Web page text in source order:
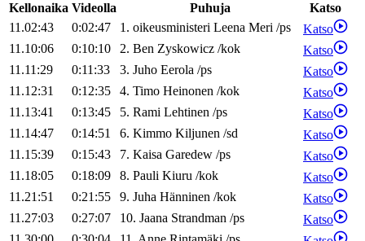
Kellonaika Videolla Puhuja
Katso
11.02:43
0:02:47 1. oikeusministeri Leena Meri /ps
Katso
11.10:06
0:10:10 2. Ben Zyskowicz /kok
Katso
11.11:29
0:11:33 3. Juho Eerola /ps
Katso
11.12:31
0:12:35 4. Timo Heinonen /kok
Katso
11.13:41
0:13:45 5. Rami Lehtinen /ps
Katso
11.14:47
0:14:51 6. Kimmo Kiljunen /sd
Katso
11.15:39
0:15:43 7. Kaisa Garedew /ps
Katso
11.18:05
0:18:09 8. Pauli Kiuru /kok
Katso
11.21:51
0:21:55 9. Juha Hänninen /kok
Katso
11.27:03
0:27:07 10. Jaana Strandman /ps
Katso